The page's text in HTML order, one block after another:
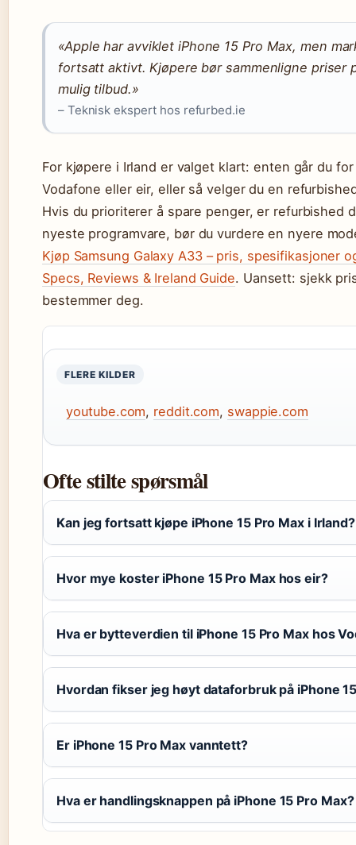
«Apple har avviklet iPhone 15 Pro Max, men
fortsatt aktivt. Kjøpere bør sammenligne priser
mulig tilbud.»
– Teknisk ekspert hos refurbed.ie
For kjøpere i Irland er valget klart: enten går du
Vodafone eller eir, eller så velger du en
Hvis du prioriterer å spare penger, er refurbished
nyeste programvare, bør du vurdere en nyere
Kjøp Samsung Galaxy A33 – pris, spesifikasjoner
Specs, Reviews & Ireland Guide. Uansett: sjekk
bestemmer deg.
FLERE KILDER
youtube.com, reddit.com, swappie.com
Ofte stilte spørsmål
Kan jeg fortsatt kjøpe iPhone 15 Pro Max i Irland?
Hvor mye koster iPhone 15 Pro Max hos eir?
Hva er bytteverdien til iPhone 15 Pro Max hos
Hvordan fikser jeg høyt dataforbruk på iPhone
Er iPhone 15 Pro Max vanntett?
Hva er handlingsknappen på iPhone 15 Pro Max?